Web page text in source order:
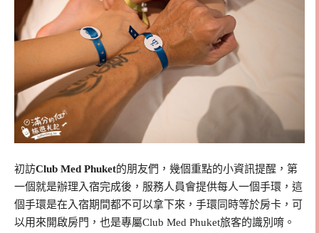
初訪Club Med Phuket的朋友們，幾個重點的小資訊提醒，第
一個就是辦理入宿完成後，服務人員會提供每人一個手環，這
個手環是在入宿期間都不可以拿下來，手環同時等於房卡，可
以用來開啟房門，也是專屬Club Med Phuket旅客的識別唷。